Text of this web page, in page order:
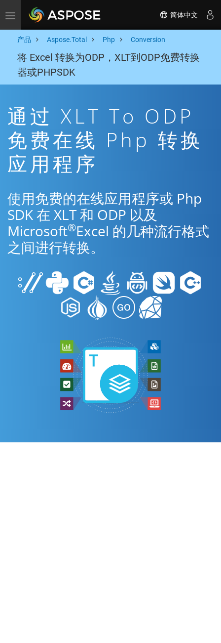
Toggle navigation 简体中文
产品 Aspose.Total Php Conversion
将 Excel 转换为ODP，XLT到ODP免费转换
器或PHPSDK
通过 XLT To ODP
免费在线 Php 转换
应用程序
使用免费的在线应用程序或 Php
SDK 在 XLT 和 ODP 以及
Microsoft®Excel 的几种流行格式
之间进行转换。